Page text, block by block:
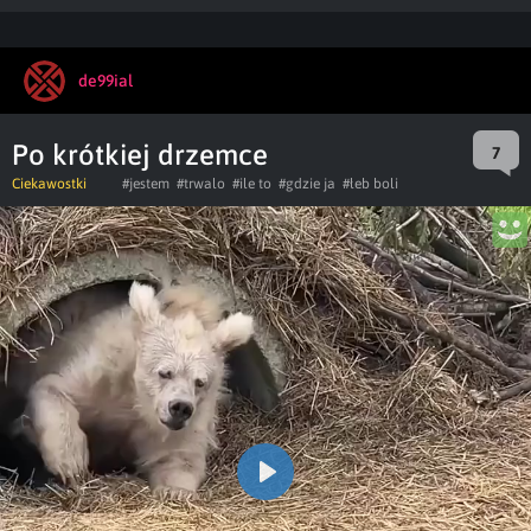
de99ial
Po krótkiej drzemce 7
Ciekawostki #jestem #trwalo #ile to #gdzie ja #łeb boli
Play